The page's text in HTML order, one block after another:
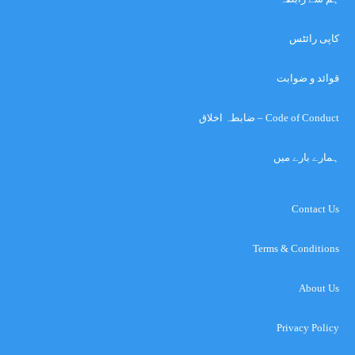
کاپی رائٹس
قوائد و ضوابت
Code of Conduct – ضابطہ اخلاق
ہمارے بارے میں
Contact Us
Terms & Conditions
About Us
Privacy Policy